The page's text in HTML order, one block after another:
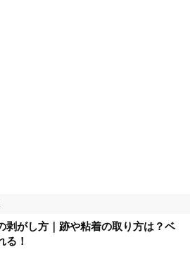
剥がし方｜跡や粘着の取り方は？ベ
る！